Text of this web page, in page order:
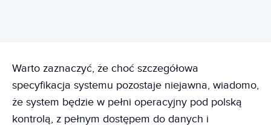
Warto zaznaczyć, że choć szczegółowa
specyfikacja systemu pozostaje niejawna, wiadomo,
że system będzie w pełni operacyjny pod polską
kontrolą, z pełnym dostępem do danych i